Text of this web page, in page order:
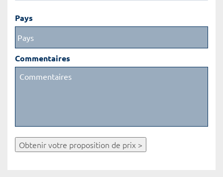
Pays
Commentaires
Obtenir votre proposition de prix >